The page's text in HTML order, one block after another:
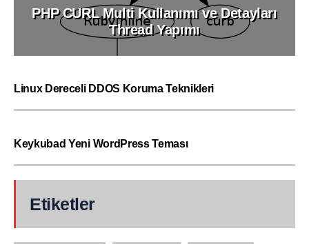
PHP CURL Multi Kullanımı ve Detayları
Thread Yapımı
Linux Dereceli DDOS Koruma Teknikleri
Keykubad Yeni WordPress Teması
Etiketler